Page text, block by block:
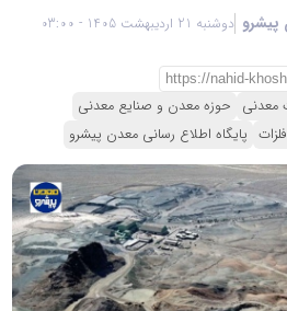
پیشرو دوشنبه 21 اردیبهشت 1405 - 03:00
معدنی حوزه معدن و صنایع معدنی
پایگاه اطلاع رسانی معدن پیشرو